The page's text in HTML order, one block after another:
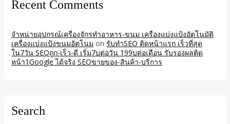
Recent Comments
จำหน่ายอุปกรณ์เครื่องจักรทำอาหาร-ขนม เครื่องแบ่งแป้งอัตโนมัติ
เครื่องแบ่งแป้งขนมอัตโนม on รับทำSEO ติดหน้าแรก เร็วที่สุด
ใน7วัน SEOถูก-เร็ว-ดี เริ่ม7บต่อวัน 199บต่อเดือน รับรองผลติด
หน้า1Google ได้จริง SEOขายของ-สินค้า-บริการ
Search